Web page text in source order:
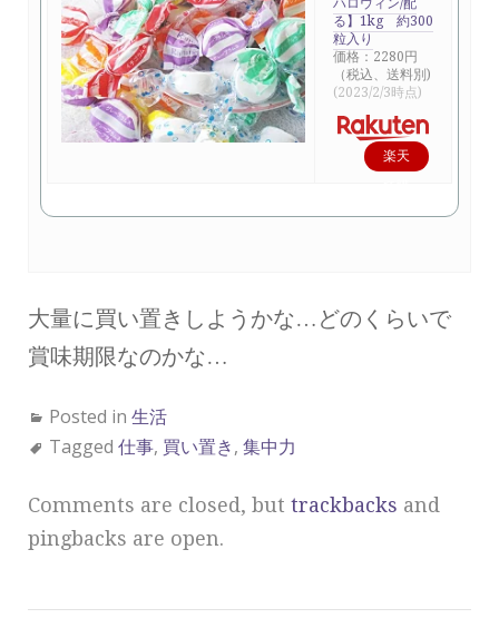
ハロウィン/配
る】1kg 約300
粒入り
価格：2280円
（税込、送料別)
(2023/2/3時点)
楽天
入
大量に買い置きしようかな…どのくらいで
賞味期限なのかな…
Posted in 生活
Tagged 仕事, 買い置き, 集中力
Comments are closed, but trackbacks and
pingbacks are open.